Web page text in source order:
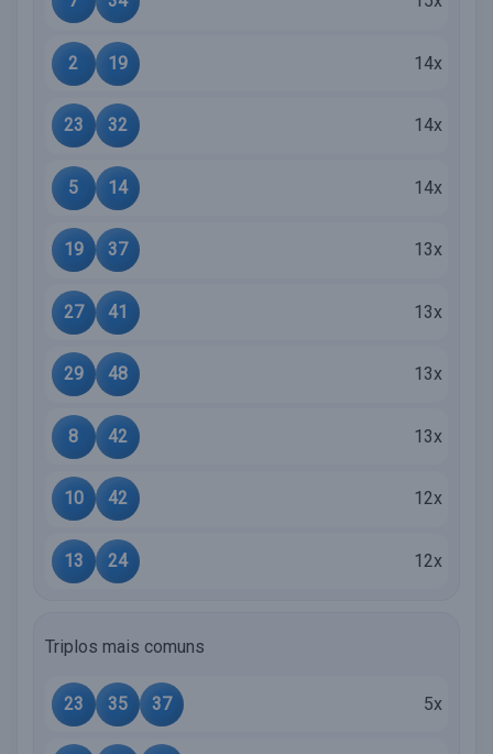
2 19 14x
23 32 14x
5 14 14x
19 37 13x
27 41 13x
29 48 13x
8 42 13x
10 42 12x
13 24 12x
Triplos mais comuns
23 35 37 5x